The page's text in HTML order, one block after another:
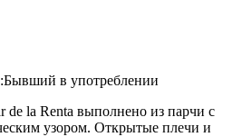
Бывший в употреблении
de la Renta выполнено из парчи с
узором. Открытые плечи и